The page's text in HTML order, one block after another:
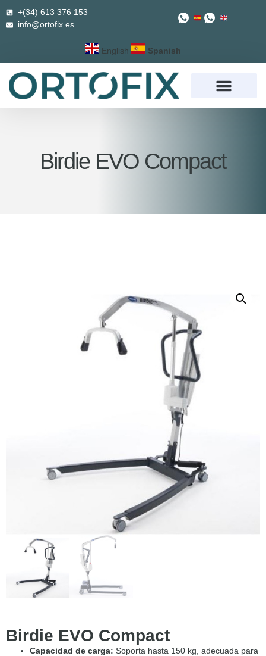
+(34) 613 376 153
info@ortofix.es
English Spanish
Birdie EVO Compact
Birdie EVO Compact
Capacidad de carga: Soporta hasta 150 kg, adecuada para